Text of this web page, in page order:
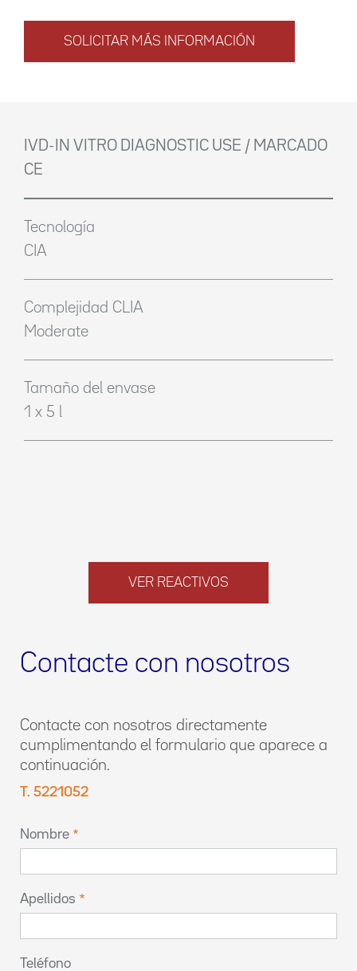
SOLICITAR MÁS INFORMACIÓN
IVD-IN VITRO DIAGNOSTIC USE / MARCADO
CE
Tecnología
CIA
Complejidad CLIA
Moderate
Tamaño del envase
1 x 5 l
VER REACTIVOS
Contacte con nosotros
Contacte con nosotros directamente
cumplimentando el formulario que aparece a
continuación.
T. 5221052
Nombre
Apellidos
Teléfono